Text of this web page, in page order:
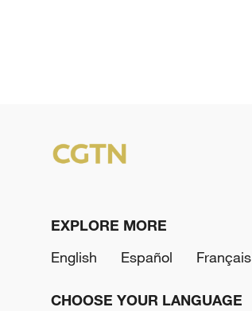
EXPLORE MORE
English
Español Français
CHOOSE YOUR LANGUAGE